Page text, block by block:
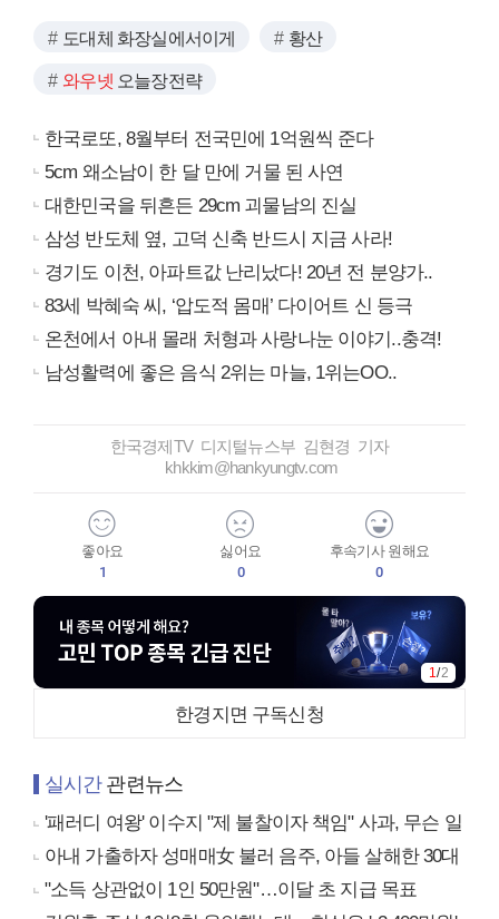
도대체 화장실에서이게 황산
와우넷 오늘장전략
한국로또, 8월부터 전국민에 1억원씩 준다
5cm 왜소남이 한 달 만에 거물 된 사연
대한민국을 뒤흔든 29cm 괴물남의 진실
삼성 반도체 옆, 고덕 신축 반드시 지금 사라!
경기도 이천, 아파트값 난리났다! 20년 전 분양가..
83세 박혜숙 씨, ‘압도적 몸매’ 다이어트 신 등극
온천에서 아내 몰래 처형과 사랑나눈 이야기..충격!
남성활력에 좋은 음식 2위는 마늘, 1위는OO..
한국경제TV 디지털뉴스부 김현경 기자
khkkim@hankyungtv.com
좋아요
1
싫어요
0
후속기사 원해요
0
1/2
한경지면 구독신청
실시간관련뉴스
'패러디 여왕' 이수지 "제 불찰이자 책임" 사과, 무슨 일
아내 가출하자 성매매女 불러 음주, 아들 살해한 30대
"소득 상관없이 1인 50만원"…이달 초 지급 목표